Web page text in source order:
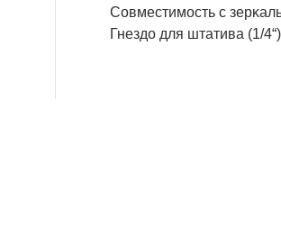
Coвмecтимocть c
Гнeздo для штaтивa (1/4“)